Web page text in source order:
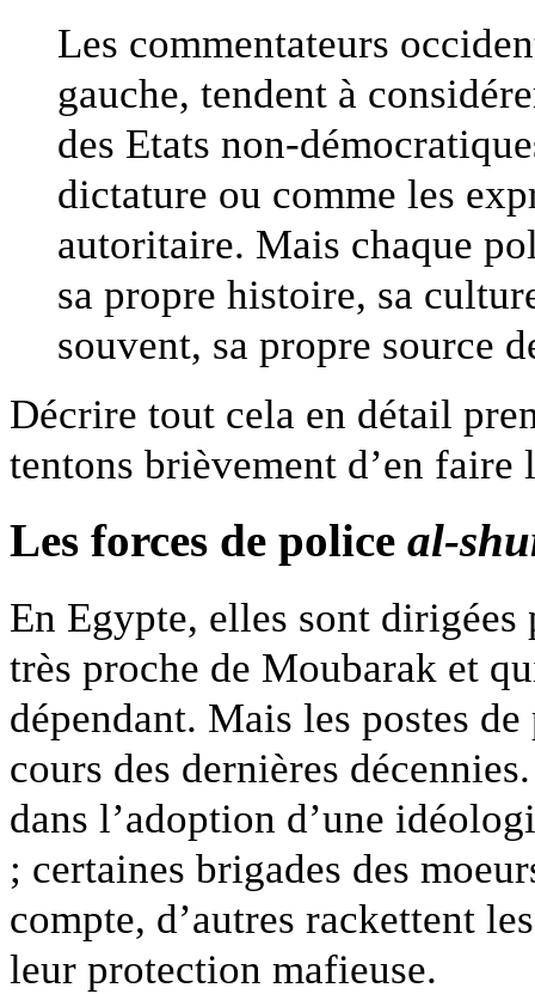
Les commentateurs
gauche, tendent à
des Etats non-
dictature ou comme les
autoritaire. Mais chaque
sa propre histoire, sa
souvent, sa propre source
Décrire tout cela en détail
tentons brièvement d’en
Les forces de police al-
En Egypte, elles sont
très proche de Moubarak et
dépendant. Mais les postes
cours des dernières
dans l’adoption d’une
; certaines brigades des
compte, d’autres rackettent
leur protection mafieuse.